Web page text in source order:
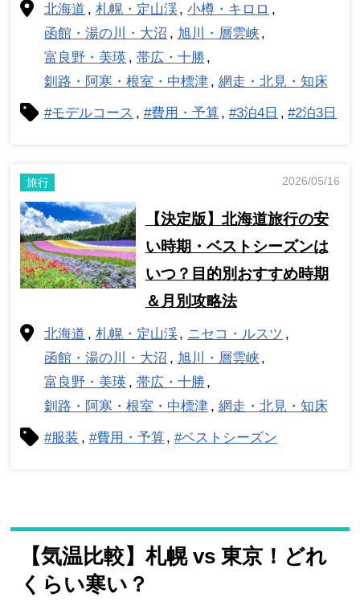
北海道 札幌・定山渓
小樽・キロロ
函館・湯の川・大沼
旭川・層雲峡
富良野・美瑛
帯広・十勝
釧路・阿寒・根室・中標津
網走・北見・知床
#モデルコース #費用・予算 #3泊4日 #2泊3日
旅行 2026/05/16
【決定版】北海道旅行の安
い時期・ベストシーズンは
いつ？目的別おすすめ時期
＆月別攻略法
北海道 札幌・定山渓
ニセコ・ルスツ
函館・湯の川・大沼
旭川・層雲峡
富良野・美瑛
帯広・十勝
釧路・阿寒・根室・中標津
網走・北見・知床
#服装 #費用・予算 #ベストシーズン
【気温比較】札幌 vs 東京！どれ
くらい寒い？